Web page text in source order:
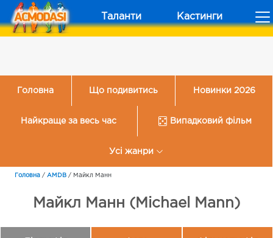
Таланти Кастинги
Головна Що подивитись Новинки 2026
Найкраще за весь час Випадковий фільм
Усі жанри
Головна / AMDB / Майкл Манн
Майкл Манн (Michael Mann)